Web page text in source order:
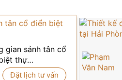
800 để được tư vấn và hiện
gian sảnh tân cổ
thự
Đặt lịch tư vấn